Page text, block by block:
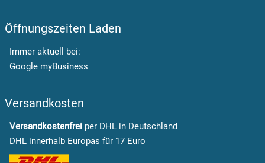
Öffnungszeiten Laden
Immer aktuell bei:
Google myBusiness
Versandkosten
Versandkostenfrei per DHL in Deutschland
DHL innerhalb Europas für 17 Euro